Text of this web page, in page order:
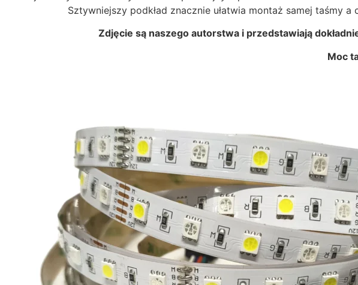
Sztywniejszy podkład znacznie ułatwia montaż samej taśmy
Zdjęcie są naszego autorstwa i przedstawiają
Moc